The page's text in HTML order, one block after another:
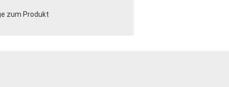
zum Produkt